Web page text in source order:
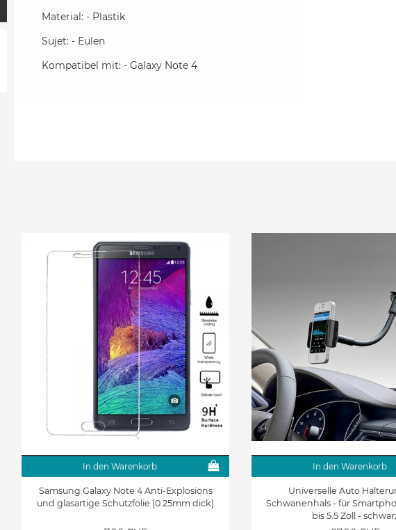
Material: - Plastik
Sujet: - Eulen
Kompatibel mit: - Galaxy Note 4
In den Warenkorb
Samsung Galaxy Note 4 Anti-Explosions
und glasartige Schutzfolie (0.25mm dick)
In den Warenkorb
Universelle Auto
Schwanenhals - für
bis 5.5 Zoll -